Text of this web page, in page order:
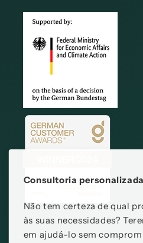
Consultoria personalizada
Não tem certeza de qual
às suas necessidades?
em ajudá-lo sem